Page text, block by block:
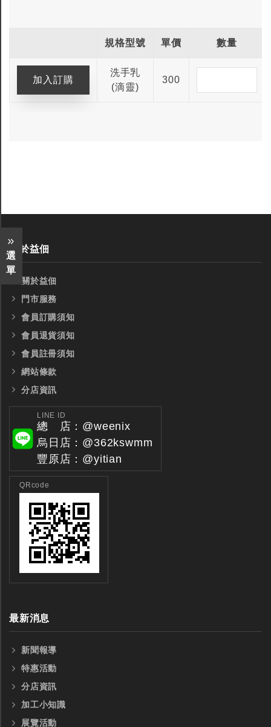
選
單
台製WEENIX四刃全鎢鋼銑刀
規格型號 單價 數量
洗手乳
(滴靈)
300
關於益佃
關於益佃
門市服務
會員訂購須知
會員退貨須知
會員註冊須知
網站條款
分店資訊
LINE ID
總 店：@weenix
烏日店：@362kswmm
豐原店：@yitian
QRcode
最新消息
新聞報導
特惠活動
分店資訊
加工小知識
展覽活動